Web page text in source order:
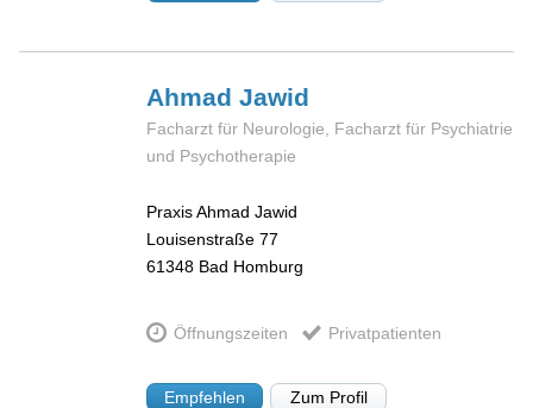
AhmadJawid
Facharzt für Neurologie, Facharzt für Psychiatrie
und Psychotherapie
Praxis Ahmad Jawid
Louisenstraße 77
61348 Bad Homburg
Öffnungszeiten Privatpatienten
Empfehlen Zum Profil